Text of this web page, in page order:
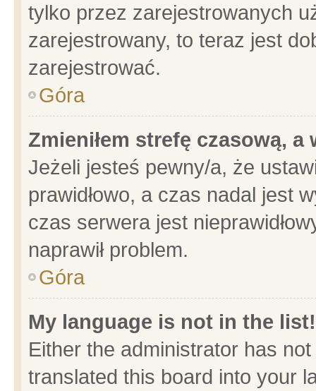
tylko przez zarejestrowanych
zarejestrowany, to teraz jest
zarejestrować.
Góra
Zmieniłem strefę czasową,
Jeżeli jesteś pewny/a, że
prawidłowo, a czas nadal jest
czas serwera jest
naprawił problem.
Góra
My language is not in the list!
Either the administrator has
translated this board into your